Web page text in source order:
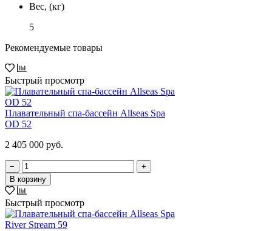
Вес, (кг)
5
Рекомендуемые товары
Быстрый просмотр
Плавательный спа-бассейн Allseas Spa
OD 52
2 405 000 руб.
−
+
В корзину
Быстрый просмотр